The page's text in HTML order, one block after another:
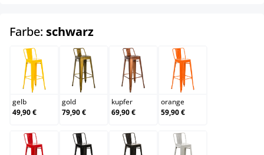
Farbe: schwarzauswählen
gelb
gelb
49,90 €
gold
gold
79,90 €
kupfer
kupfer
69,90 €
orange
orange
59,90 €